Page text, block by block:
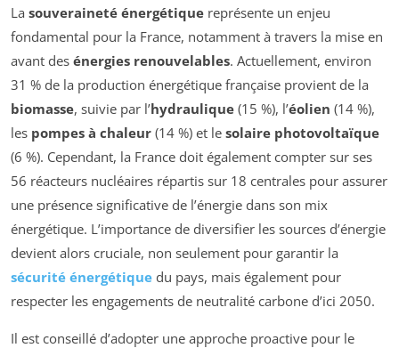
La souveraineté énergétique représente un enjeu
fondamental pour la France, notamment à travers la mise en
avant des énergies renouvelables. Actuellement, environ
31 % de la production énergétique française provient de la
biomasse, suivie par l’hydraulique (15 %), l’éolien (14 %),
les pompes à chaleur (14 %) et le solaire photovoltaïque
(6 %). Cependant, la France doit également compter sur ses
56 réacteurs nucléaires répartis sur 18 centrales pour assurer
une présence significative de l’énergie dans son mix
énergétique. L’importance de diversifier les sources d’énergie
devient alors cruciale, non seulement pour garantir la
sécurité énergétique du pays, mais également pour
respecter les engagements de neutralité carbone d’ici 2050.
Il est conseillé d’adopter une approche proactive pour le